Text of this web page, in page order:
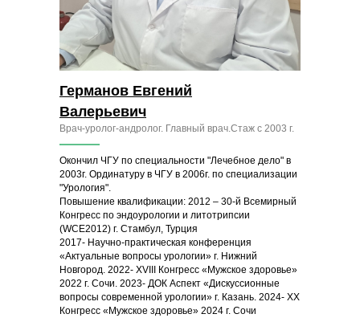
Врач-уролог-андролог. Главный врач.Стаж с 2003 г.
Германов Евгений
Валерьевич
Окончил ЧГУ по специальности "Лечебное дело" в
2003г. Ординатуру в ЧГУ в 2006г. по специализации
"Урология".
Повышение квалификации: 2012 – 30-й Всемирный
Конгресс по эндоурологии и литотрипсии
(WCE2012) г. Стамбул, Турция
2017- Научно-практическая конференция
«Актуальные вопросы урологии» г. Нижний
Новгород. 2022- XVIII Конгресс «Мужское здоровье»
2022 г. Сочи. 2023- ДОК Аспект «Дискуссионные
вопросы современной урологии» г. Казань. 2024- XX
Конгресс «Мужское здоровье» 2024 г. Сочи